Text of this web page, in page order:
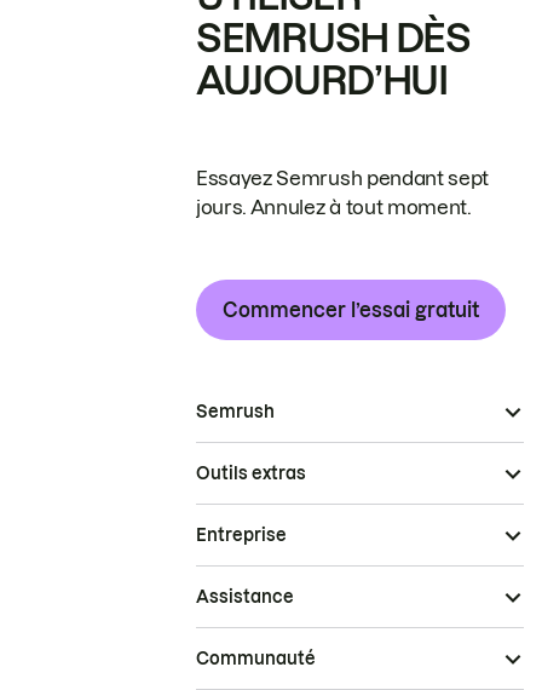
SEMRUSH DÈS
AUJOURD’HUI
Essayez Semrush pendant sept
jours. Annulez à tout moment.
Commencer l’essai gratuit
Semrush
Outils extras
Entreprise
Assistance
Communauté